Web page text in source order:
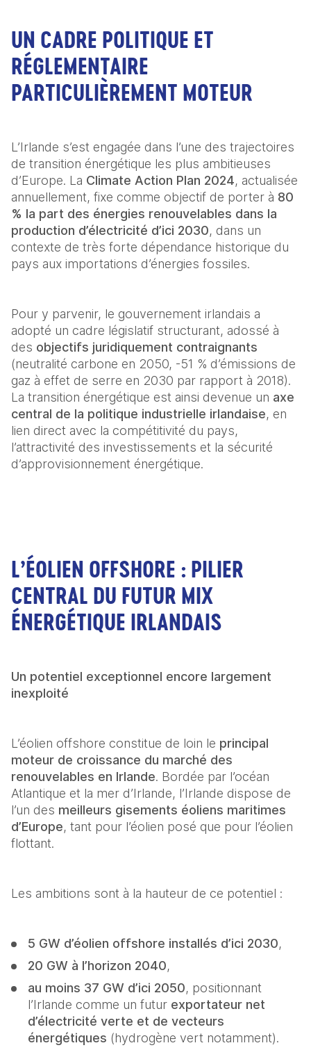
UN CADRE POLITIQUE ET
RÉGLEMENTAIRE
PARTICULIÈREMENT MOTEUR
L’Irlande s’est engagée dans l’une des trajectoires
de transition énergétique les plus ambitieuses
d’Europe. La Climate Action Plan 2024, actualisée
annuellement, fixe comme objectif de porter à 80
% la part des énergies renouvelables dans la
production d’électricité d’ici 2030, dans un
contexte de très forte dépendance historique du
pays aux importations d’énergies fossiles.
Pour y parvenir, le gouvernement irlandais a
adopté un cadre législatif structurant, adossé à
des objectifs juridiquement contraignants
(neutralité carbone en 2050, -51 % d’émissions de
gaz à effet de serre en 2030 par rapport à 2018).
La transition énergétique est ainsi devenue un axe
central de la politique industrielle irlandaise, en
lien direct avec la compétitivité du pays,
l’attractivité des investissements et la sécurité
d’approvisionnement énergétique.
L’ÉOLIEN OFFSHORE : PILIER
CENTRAL DU FUTUR MIX
ÉNERGÉTIQUE IRLANDAIS
Un potentiel exceptionnel encore largement
inexploité
L’éolien offshore constitue de loin le principal
moteur de croissance du marché des
renouvelables en Irlande. Bordée par l’océan
Atlantique et la mer d’Irlande, l’Irlande dispose de
l’un des meilleurs gisements éoliens maritimes
d’Europe, tant pour l’éolien posé que pour l’éolien
flottant.
Les ambitions sont à la hauteur de ce potentiel :
5 GW d’éolien offshore installés d’ici 2030,
20 GW à l’horizon 2040,
au moins 37 GW d’ici 2050, positionnant
l’Irlande comme un futur exportateur net
d’électricité verte et de vecteurs
énergétiques (hydrogène vert notamment).